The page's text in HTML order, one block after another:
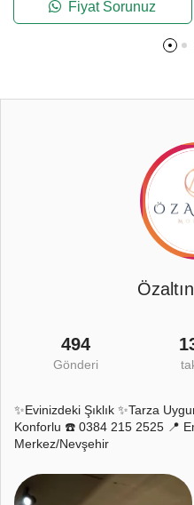
Fiyat Sorunuz
494
Gönderi
✨Evinizdeki Şıklık ✨Tarza
Konforlu ☎️ 0384 215 2525 📍
Merkez/Nevşehir